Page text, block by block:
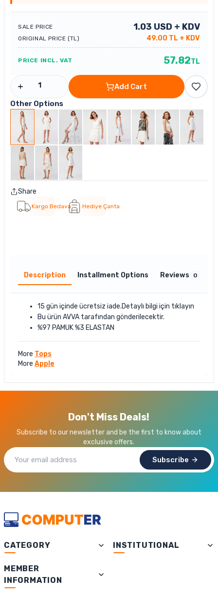
SALE PRICE 1.03 USD + KDV
ORIGINAL PRICE (TL) 49.00 TL + KDV
PRICE INCL. VAT 57.82TL
Add Cart
Other Options
Share
Kargo Bedava Hediye Çanta
Description Installment Options Reviews 0
15 gün içinde ücretsiz iade.Detaylı bilgi için tıklayın
Bu ürün AVVA tarafından gönderilecektir.
%97 PAMUK %3 ELASTAN
More Tops
More Apple
Don't Miss Deals!
Subscribe to our newsletter and be the first to know about
exclusive offers.
Subscribe
CATEGORY INSTITUTIONAL
MEMBER
INFORMATION